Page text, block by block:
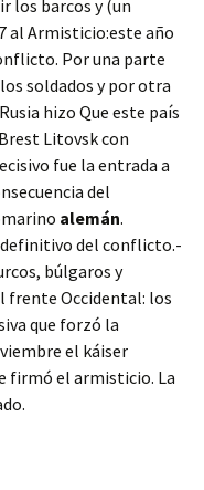
los barcos y (un
al Armisticio:este año
Por una parte
soldados y por otra
hizo Que este país
Litovsk con
fue la entrada a
del
alemán.
definitivo del conflicto.-
búlgaros y
frente Occidental: los
que forzó la
el káiser
firmó el armisticio. La